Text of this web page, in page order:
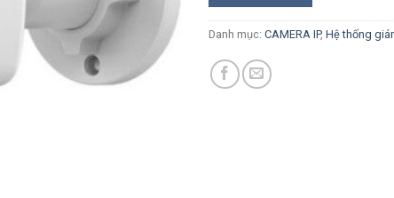
Danh mục: CAMERA IP, Hệ thống